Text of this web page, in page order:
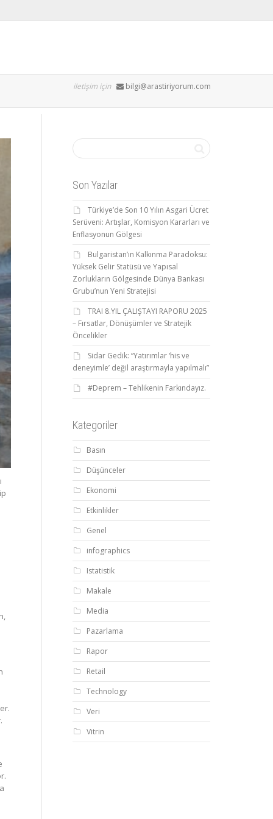
iletişim için bilgi@arastiriyorum.com
Son Yazılar
Türkiye’de Son 10 Yılın Asgari Ücret
Serüveni: Artışlar, Komisyon Kararları ve
Enflasyonun Gölgesi
Bulgaristan’ın Kalkınma Paradoksu:
Yüksek Gelir Statüsü ve Yapısal
Zorlukların Gölgesinde Dünya Bankası
Grubu’nun Yeni Stratejisi
TRAI 8.YIL ÇALIŞTAYI RAPORU 2025
– Fırsatlar, Dönüşümler ve Stratejik
Öncelikler
Sidar Gedik: “Yatırımlar ‘his ve
deneyimle’ değil araştırmayla yapılmalı”
#Deprem – Tehlikenin Farkındayız.
Kategoriler
Basın
Düşünceler
Ekonomi
Etkinlikler
Genel
infographics
Istatistik
Makale
Media
Pazarlama
Rapor
Retail
Technology
Veri
Vitrin